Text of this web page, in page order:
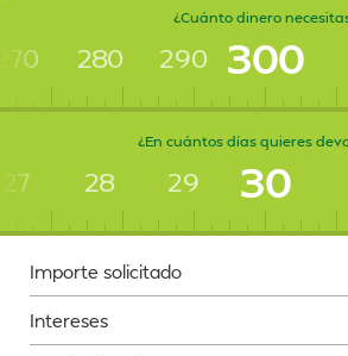
¿Cuánto dinero
280 290 300
¿En cuántos días quieres
27 28 29 30
Importe solicitado
Intereses